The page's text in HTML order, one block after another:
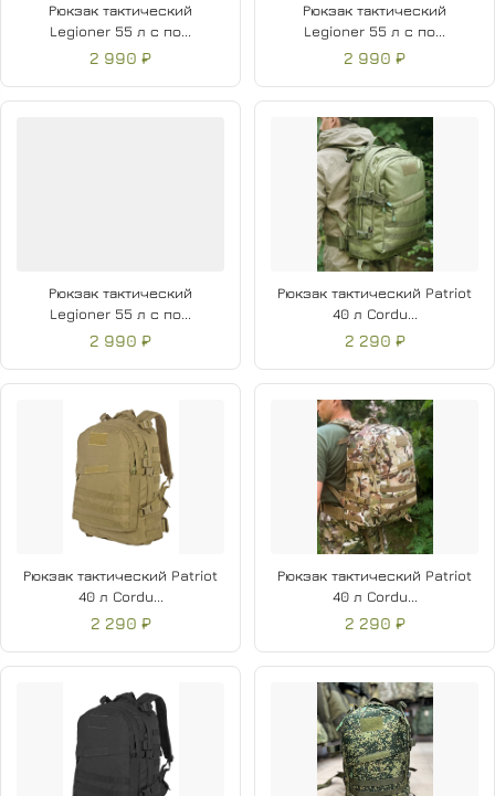
Рюкзак тактический
Legioner 55 л с по...
2 990 ₽
Рюкзак тактический
Legioner 55 л с по...
2 990 ₽
Рюкзак тактический
Legioner 55 л с по...
2 990 ₽
Рюкзак тактический Patriot
40 л Cordu...
2 290 ₽
Рюкзак тактический Patriot
40 л Cordu...
2 290 ₽
Рюкзак тактический Patriot
40 л Cordu...
2 290 ₽